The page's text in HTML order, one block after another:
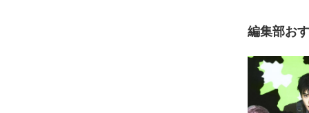
編集部お